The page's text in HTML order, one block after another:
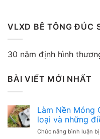
VLXD BÊ TÔNG ĐÚC
30 năm định hình
BÀI VIẾT MỚI NHẤT
Làm Nền Móng
loại và những
Chức năng bình luận